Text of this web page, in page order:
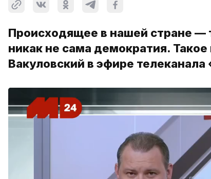
Происходящее в нашей стране —
никак не сама демократия.
Вакуловский в эфире